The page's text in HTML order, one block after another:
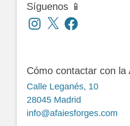
Síguenos 📱
Instagram
X Facebook
Cómo contactar con la
Calle Leganés, 10
28045 Madrid
info@afaiesforges.com